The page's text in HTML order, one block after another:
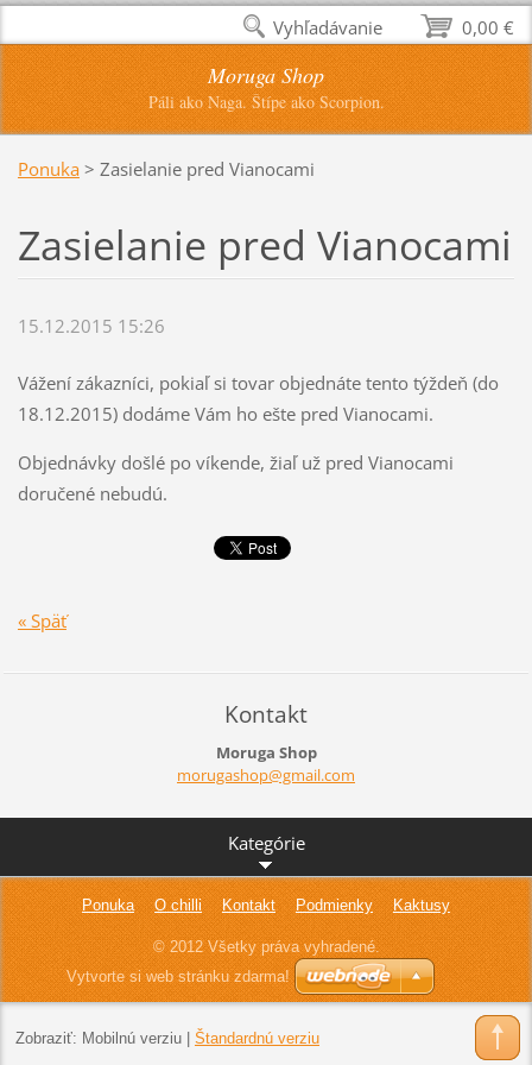
Moruga Shop
Páli ako Naga. Štípe ako Scorpion.
Ponuka > Zasielanie pred Vianocami
Zasielanie pred Vianocami
15.12.2015 15:26
Vážení zákazníci, pokiaľ si tovar objednáte tento týždeň (do
18.12.2015) dodáme Vám ho ešte pred Vianocami.
Objednávky došlé po víkende, žiaľ už pred Vianocami
doručené nebudú.
« Späť
Kontakt
Moruga Shop
morugashop@gmail.com
Kategórie
Ponuka O chilli Kontakt Podmienky Kaktusy
© 2012 Všetky práva vyhradené.
Vytvorte si web stránku zdarma!
Zobraziť: Mobilnú verziu| Štandardnú verziu
0,00 €
Vyhľadávanie